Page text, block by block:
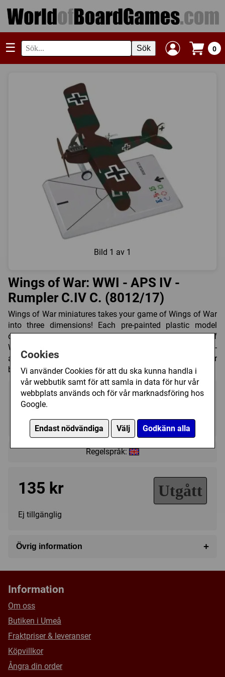
Cookies
Vi använder Cookies för att du ska kunna handla i
vår webbutik samt för att samla in data för hur vår
webbplats används och för vår marknadsföring hos
Google.
Endast nödvändiga Välj Godkänn alla
☰ Sök 0
Bild 1 av 1
Wings of War: WWI - APS IV -
Rumpler C.IV C. (8012/17)
Wings of War miniatures takes your game of Wings of War
into three dimensions! Each pre-painted plastic model
depicts a unique, historical warplane from the Wings of
War game, complete with maneuver deck and variable-
altitude stand. Outfly and outfight your friends like never
before!
? ? 13+
Regelspråk:
135 kr Utgått
Ej tillgänglig
Övrig information +
Kategori: Fighting
Tillverkare:
Länkar: Tillverkarens hemsida
Försälj. rank:17669/18139
Information
Om oss
Butiken i Umeå
Fraktpriser & leveranser
Köpvillkor
Ångra din order